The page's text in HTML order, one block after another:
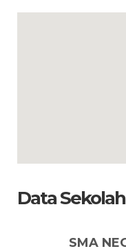
Data Sekolah
SMA